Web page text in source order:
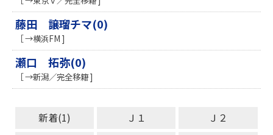
藤田 譲瑠チマ(0)
［ →横浜FM ]
瀬口 拓弥(0)
［ →新潟／完全移籍 ]
新着(1) Ｊ１
Ｊ２